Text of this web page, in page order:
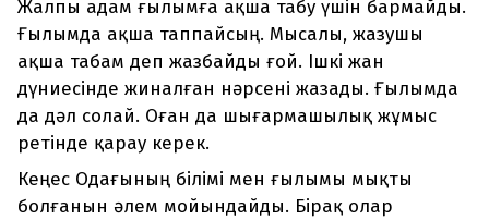
Жалпы адам ғылымға ақша табу үшін бармайды.
Ғылымда ақша таппайсың. Мысалы, жазушы
ақша табам деп жазбайды ғой. Ішкі жан
дүниесінде жиналған нәрсені жазады. Ғылымда
да дәл солай. Оған да шығармашылық жұмыс
ретінде қарау керек.
Кеңес Одағының білімі мен ғылымы мықты
болғанын әлем мойындайды. Бірақ олар